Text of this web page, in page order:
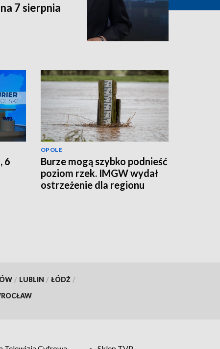
7 sierpnia
6
OPOLE
Burze mogą szybko podnieść
poziom rzek. IMGW wydał
ostrzeżenie dla regionu
/ LUBLIN / ŁÓDŹ /